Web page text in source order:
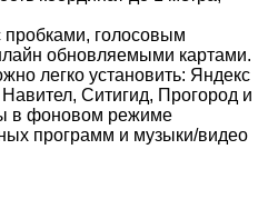
пробками, голосовым
обновляемыми картами.
легко установить: Яндекс
Ситигид, Прогород и
в фоновом режиме
программ и музыки/видео